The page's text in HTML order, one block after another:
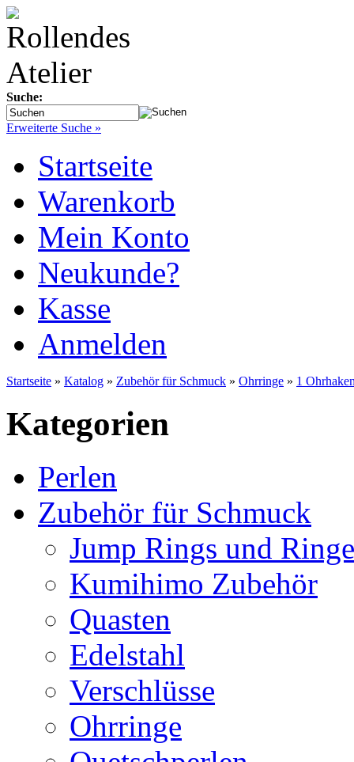
Suche:
Erweiterte Suche »
Startseite
Warenkorb
Mein Konto
Neukunde?
Kasse
Anmelden
Startseite » Katalog » Zubehör für Schmuck » Ohrringe » 1
Kategorien
Perlen
Zubehör für Schmuck
Jump Rings und
Kumihimo Zubehör
Quasten
Edelstahl
Verschlüsse
Ohrringe